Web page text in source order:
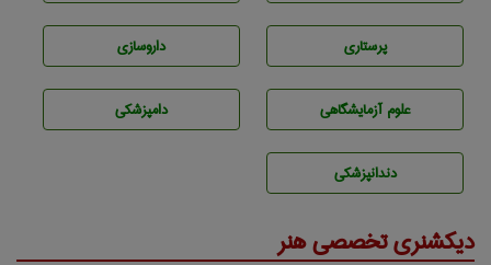
پرستاری داروسازی
علوم آزمايشگاهی دامپزشكی
دندانپزشكی
دیکشنری تخصصی هنر